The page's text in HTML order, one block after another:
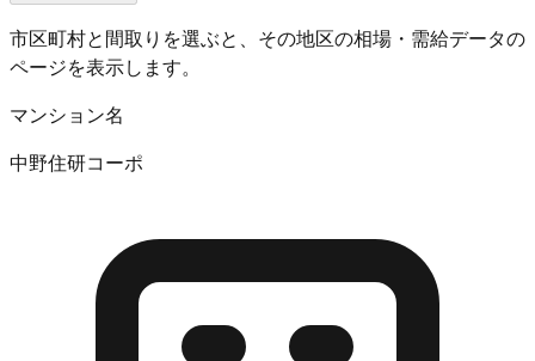
市区町村と間取りを選ぶと、その地区の相場・需給データの
ページを表示します。
マンション名
中野住研コーポ